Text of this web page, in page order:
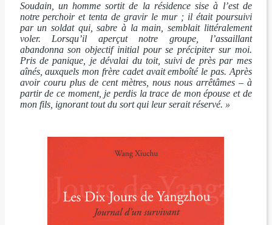
Soudain, un homme sortit de la résidence sise à l’est de
notre perchoir et tenta de gravir le mur ; il était poursuivi
par un soldat qui, sabre à la main, semblait littéralement
voler. Lorsqu’il aperçut notre groupe, l’assaillant
abandonna son objectif initial pour se précipiter sur moi.
Pris de panique, je dévalai du toit, suivi de près par mes
aînés, auxquels mon frère cadet avait emboîté le pas. Après
avoir couru plus de cent mètres, nous nous arrêtâmes – à
partir de ce moment, je perdis la trace de mon épouse et de
mon fils, ignorant tout du sort qui leur serait réservé. »